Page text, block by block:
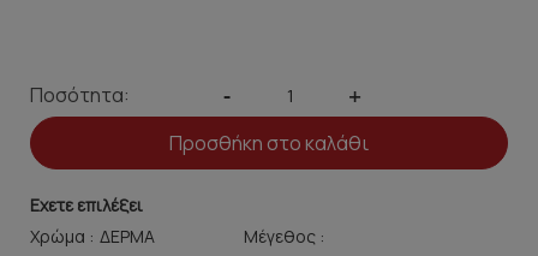
Ποσότητα: - +
Προσθήκη στο καλάθι
Εχετε επιλέξει
Χρώμα :
Μέγεθος :